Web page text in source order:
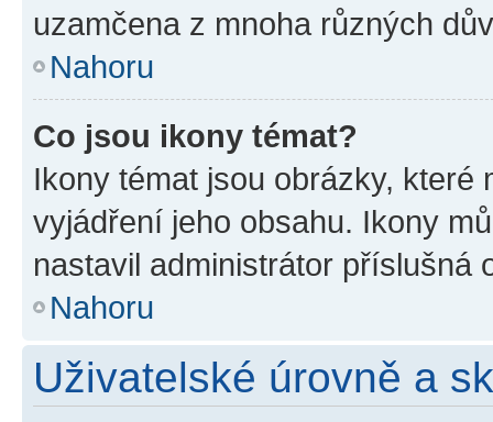
uzamčena z mnoha různých
Nahoru
Co jsou ikony témat?
Ikony témat jsou obrázky,
vyjádření jeho obsahu. Ikony
nastavil administrátor příslušná
Nahoru
Uživatelské úrovně a